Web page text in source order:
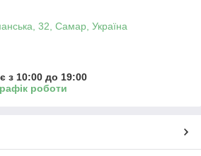
32, Самар, Україна
з 10:00 до 19:00
роботи